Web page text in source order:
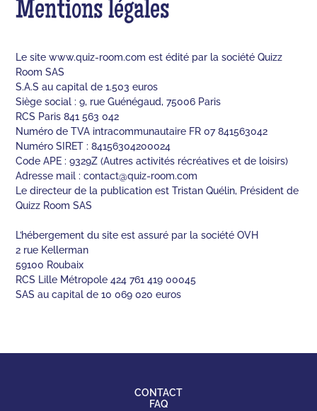
Mentions légales
Le site www.quiz-room.com est édité par la société Quizz
Room SAS
S.A.S au capital de 1.503 euros
Siège social : 9, rue Guénégaud, 75006 Paris
RCS Paris 841 563 042
Numéro de TVA intracommunautaire FR 07 841563042
Numéro SIRET : 84156304200024
Code APE : 9329Z (Autres activités récréatives et de loisirs)
Adresse mail :contact@quiz-room.com
Le directeur de la publication est Tristan Quélin, Président de
Quizz Room SAS
L’hébergement du site est assuré par la société OVH
2 rue Kellerman
59100 Roubaix
RCS Lille Métropole 424 761 419 00045
SAS au capital de 10 069 020 euros
CONTACT
FAQ